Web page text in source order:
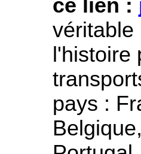
ce lien :
véritable
l'histoire
pays :